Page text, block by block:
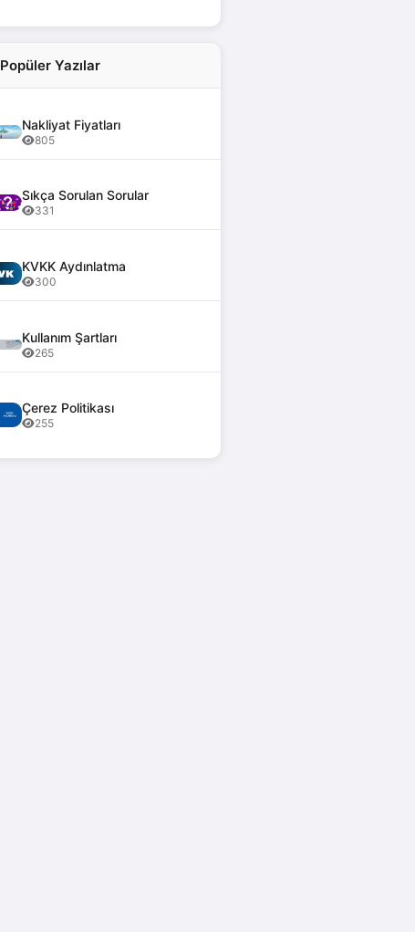
Popüler Yazılar
Nakliyat Fiyatları
805
Sıkça Sorulan Sorular
331
KVKK Aydınlatma
300
Kullanım Şartları
265
Çerez Politikası
255